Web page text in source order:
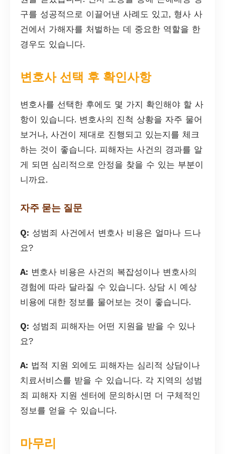
구를 성공적으로 이끌어낸 사례도 있고, 형사 사
건에서 가해자를 처벌하는 데 중요한 역할을 한
경우도 있습니다.
변호사 선택 후 확인사항
변호사를 선택한 후에도 몇 가지 확인해야 할 사
항이 있습니다. 변호사의 진척 상황을 자주 물어
보거나, 사건이 제대로 진행되고 있는지를 체크
하는 것이 좋습니다. 피해자는 사건의 경과를 알
게 되면 심리적으로 안정을 찾을 수 있는 부분이
니까요.
자주 묻는 질문
Q: 성범죄 사건에서 변호사 비용은 얼마나 드나
요?
A: 변호사 비용은 사건의 복잡성이나 변호사의
경험에 따라 달라질 수 있습니다. 상담 시 예상
비용에 대한 정보를 물어보는 것이 좋습니다.
Q: 성범죄 피해자는 어떤 지원을 받을 수 있나
요?
A: 법적 지원 외에도 피해자는 심리적 상담이나
치료서비스를 받을 수 있습니다. 각 지역의 성범
죄 피해자 지원 센터에 문의하시면 더 구체적인
정보를 얻을 수 있습니다.
마무리